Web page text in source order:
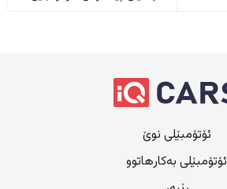
ئۆتۆمبێلی نوێ
ئۆتۆمبێلی بەکارهاتوو